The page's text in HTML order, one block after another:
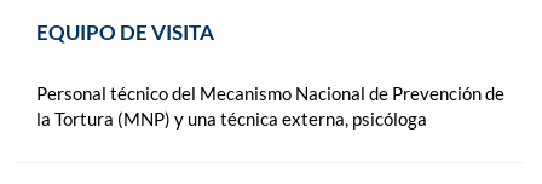
EQUIPO DE VISITA
Personal técnico del Mecanismo Nacional de Prevención de
la Tortura (MNP) y una técnica externa, psicóloga